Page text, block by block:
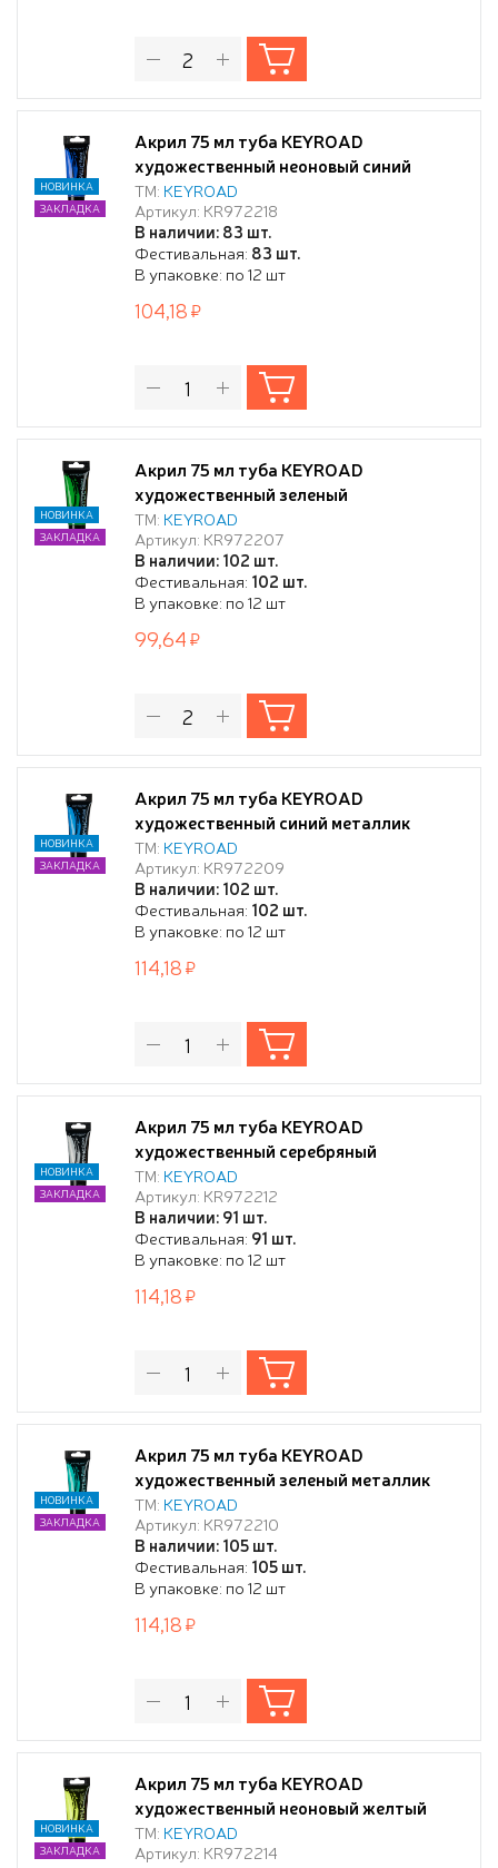
Акрил 75 мл туба KEYROAD
художественный неоновый синий
ТМ: KEYROAD
Артикул: KR972218
В наличии: 83 шт.
Фестивальная: 83 шт.
В упаковке: по 12 шт
НОВИНКА
ЗАКЛАДКА
104,18
Акрил 75 мл туба KEYROAD
художественный зеленый
ТМ: KEYROAD
Артикул: KR972207
В наличии: 102 шт.
Фестивальная: 102 шт.
В упаковке: по 12 шт
НОВИНКА
ЗАКЛАДКА
99,64
Акрил 75 мл туба KEYROAD
художественный синий металлик
ТМ: KEYROAD
Артикул: KR972209
В наличии: 102 шт.
Фестивальная: 102 шт.
В упаковке: по 12 шт
НОВИНКА
ЗАКЛАДКА
114,18
Акрил 75 мл туба KEYROAD
художественный серебряный
ТМ: KEYROAD
Артикул: KR972212
В наличии: 91 шт.
Фестивальная: 91 шт.
В упаковке: по 12 шт
НОВИНКА
ЗАКЛАДКА
114,18
Акрил 75 мл туба KEYROAD
художественный зеленый металлик
ТМ: KEYROAD
Артикул: KR972210
В наличии: 105 шт.
Фестивальная: 105 шт.
В упаковке: по 12 шт
НОВИНКА
ЗАКЛАДКА
114,18
Акрил 75 мл туба KEYROAD
художественный неоновый желтый
ТМ: KEYROAD
Артикул: KR972214
НОВИНКА
ЗАКЛАДКА